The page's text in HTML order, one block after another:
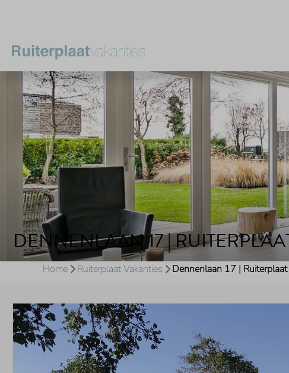
DENNENLAAN 17 |
Home Ruiterplaat Vakanties Dennenlaan 17 | Ruiterplaat